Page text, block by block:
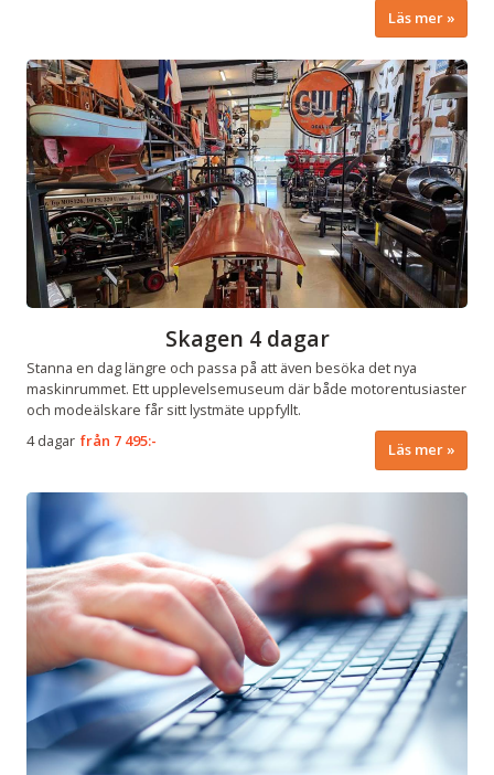
Läs mer
Skagen 4 dagar
Stanna en dag längre och passa på att även besöka det nya
maskinrummet. Ett upplevelsemuseum där både motorentusiaster
och modeälskare får sitt lystmäte uppfyllt.
4 dagar från 7 495:- Läs mer